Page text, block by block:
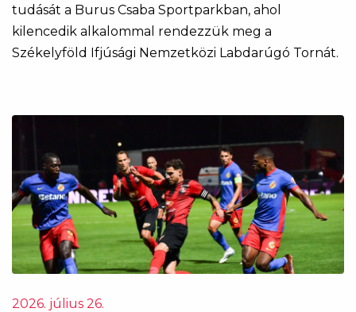
tudását a Burus Csaba Sportparkban, ahol
kilencedik alkalommal rendezzük meg a
Székelyföld Ifjúsági Nemzetközi Labdarúgó Tornát.
2026. július 26.